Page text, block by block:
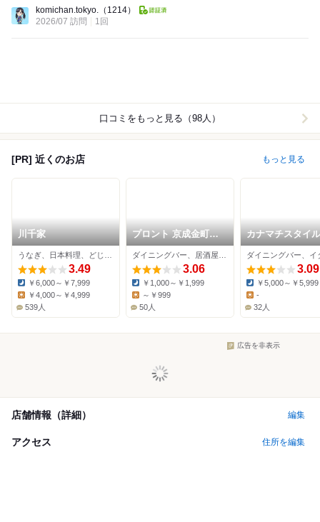
komichan.tokyo. （1214）
2026/07 訪問
1回
口コミをもっと見る（98人）
[PR] 近くのお店 もっと見る
川千家
3.49
Dinner:
￥6,000～￥7,999
￥4,000～￥4,999
539人
プロント 京成金町駅
店
3.06
Dinner:
￥1,000～￥1,999
Lunch:
～￥999
50人
カナマチスタイル
3.09
Dinner:
￥5,000～￥5,999
Lunch:
-
32人
広告を非表示
店舗情報（詳細） 編集
アクセス 住所を編集